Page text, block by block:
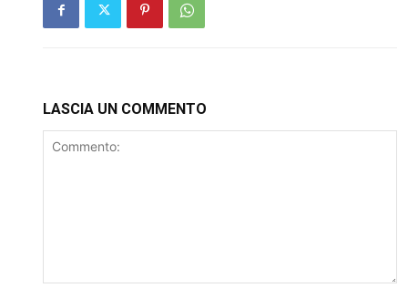
LASCIA UN COMMENTO